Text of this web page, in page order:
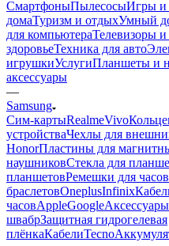
СмартфоныПылесосыИгры и
домаТуризм и отдыхУмный
для компьютераТелевизоры
здоровьеТехника для авто
игрушкиУслугиПланшеты и
аксессуары
—
Samsung
Сим-картыRealmeVivo
устройстваЧехлы для
HonorПластины для
наушниковСтекла для
планшетовРемешки для часов
браслетовOneplusInfinix
часовAppleGoogle
швабрЗащитная гидрогелевая
плёнкаКабелиTecno